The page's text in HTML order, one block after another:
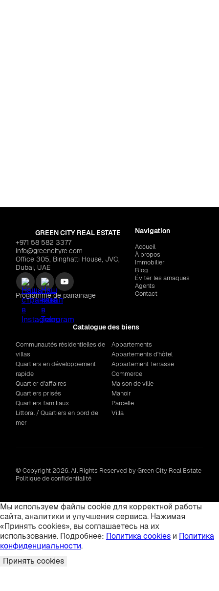
GREEN CITY REAL ESTATE
+971 58 582 3377
info@greencityre.com
Office 305, Binghatti House, JVC,
Dubai, UAE
Programme de parrainage
Navigation
Accueil
À propos
Immobilier
Blog
Éviter les arnaques
Agents
Contact
Catalogue des biens
Communautés résidentielles de
villas
Quartiers en développement
rapide
Quartier d'affaires
Quartiers prisés
Quartiers familiaux
Littoral / Quartiers en bord de
mer
Appartements
Appartements d'hôtel
Appartement Terrasse
Commerce
Maison de ville
Manoir
Parcelle
Villa
© Copyright 2026. All Rights Reserved by Green City Real Estate
Politique de confidentialité
Мы используем файлы cookie для корректной работы
сайта, аналитики и улучшения сервиса. Нажимая
«Принять cookies», вы соглашаетесь на их
использование. Подробнее: Политика cookies и Политика
конфиденциальности.
Принять cookies